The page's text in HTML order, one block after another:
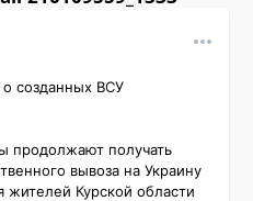
созданных ВСУ
продолжают получать
вывоза на Украину
жителей Курской области